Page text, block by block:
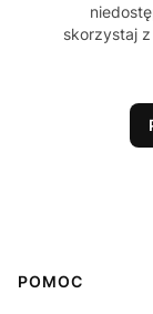
skorzystaj
Linki w
POMOC